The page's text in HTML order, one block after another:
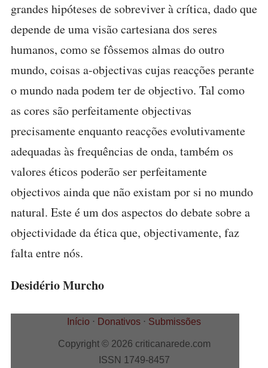
grandes hipóteses de sobreviver à crítica, dado que
depende de uma visão cartesiana dos seres
humanos, como se fôssemos almas do outro
mundo, coisas a-objectivas cujas reacções perante
o mundo nada podem ter de objectivo. Tal como
as cores são perfeitamente objectivas
precisamente enquanto reacções evolutivamente
adequadas às frequências de onda, também os
valores éticos poderão ser perfeitamente
objectivos ainda que não existam por si no mundo
natural. Este é um dos aspectos do debate sobre a
objectividade da ética que, objectivamente, faz
falta entre nós.
Desidério Murcho
Início ⋅ Donativos ⋅ Submissões
Copyright © 2026 criticanarede.com
ISSN 1749-8457